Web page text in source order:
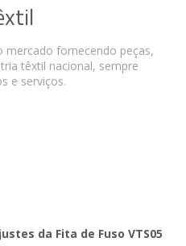
mercado fornecendo peças,
têxtil nacional, sempre
e serviços.
da Fita de Fuso VTS05